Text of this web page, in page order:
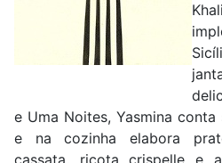
e Uma Noites, Yasmina
e na cozinha elabora
cassata, ricota crispelle e